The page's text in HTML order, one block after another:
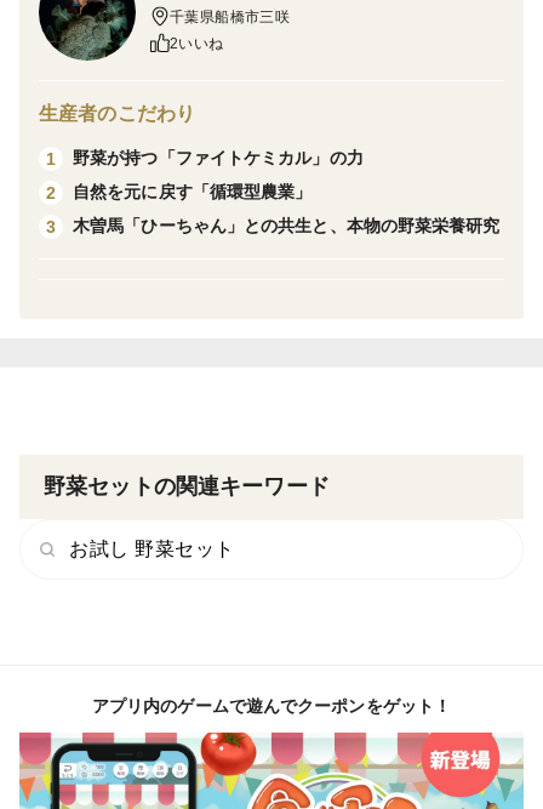
栽培・生産のこだわり
私の畑では、薬物に頼らず自然と共生する栽培を行って
今回お届けするお野菜は、工業製品のように形を揃えた
ものではなく、自然栽培らしい「ありのままの姿」に仕
上がっています。サイズはちびサイズから普通のサイズ
まで、大小バラバラに入っています。また、自然の中で
たいお料理に。小さいものは包丁を使わずにそのまま丸
からこそ、その日のメニューに合わせて楽しく使い分け
ください）。
千葉県船橋市三咲
2いいね
生産者のこだわり
1
野菜が持つ「ファイトケミカル」の力
2
自然を元に戻す「循環型農業」
3
木曽馬「ひーちゃん」との共生と、本物の野菜栄養研究
野菜セットの関連キーワード
お試し 野菜セット
アプリ内のゲームで遊んでクーポンをゲット！